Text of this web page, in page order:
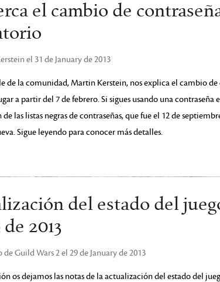
el cambio de
el 31 de January de 2013
de la comunidad, Martin Kerstein, nos explica el cambio de
a partir del 7 de febrero. Si sigues usando una contraseña
las listas negras de contraseñas, que fue el 12 de
Sigue leyendo para conocer más detalles.
del estado del
2013
de Guild Wars 2 el 29 de January de 2013
os dejamos las notas de la actualización del estado del